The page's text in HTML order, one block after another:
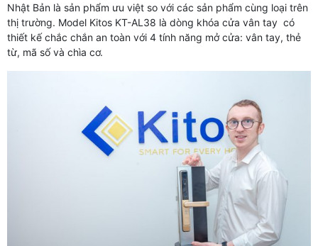
Nhật Bản là sản phẩm ưu việt so với các sản phẩm cùng loại trên
thị trường. Model Kitos KT-AL38 là dòng khóa cửa vân tay có
thiết kế chắc chắn an toàn với 4 tính năng mở cửa: vân tay, thẻ
từ, mã số và chìa cơ.